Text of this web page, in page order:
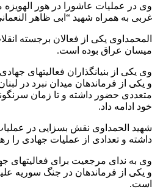
وی در عملیات عاشورا در هور
غربی به همراه شهید “ابی ظاهر
المحمداوی یکی از فعالان برجسته
میسان عراق بوده است.
وی یکی از بنیانگذاران فعالیتهای
و یکی از فرماندهان میدان نبرد در
متعددی حضور داشته و تا زمان
خود ادامه داد.
شهید الحمداوی نقش بسزایی در
داشته و تعدادی از عملیات جهادی را
وی به ندای مرجعیت برای فعالیتهای
و یکی از فرماندهان در جنگ سوریه
است.